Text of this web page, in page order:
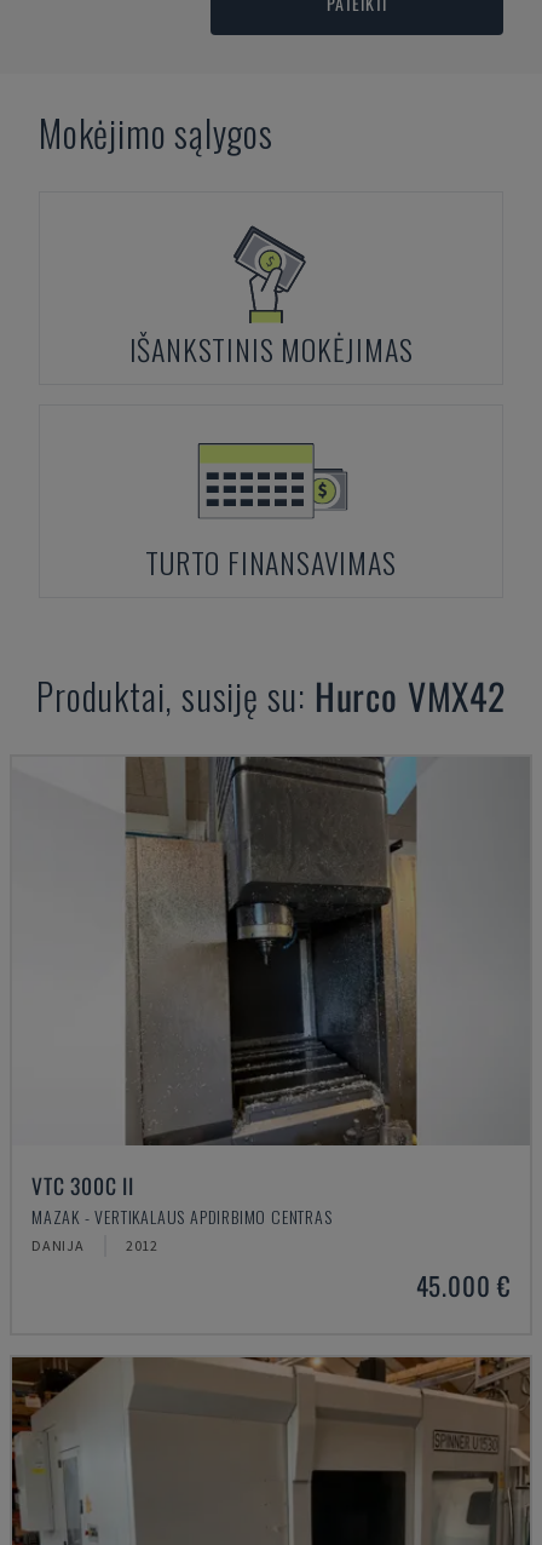
Mokėjimo sąlygos
IŠANKSTINIS MOKĖJIMAS
TURTO FINANSAVIMAS
Produktai, susiję su: Hurco VMX42
VTC 300C II
MAZAK - VERTIKALAUS APDIRBIMO CENTRAS
DANIJA 2012
45.000 €